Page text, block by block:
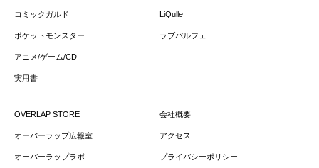
コミックガルド
ポケットモンスター
アニメ/ゲーム/CD
実用書
LiQulle
ラブパルフェ
OVERLAP STORE
オーバーラップ広報室
オーバーラップラボ
会社概要
アクセス
プライバシーポリシー